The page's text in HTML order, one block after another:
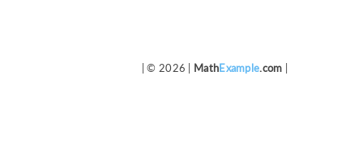
| © 2026 | MathExample.com